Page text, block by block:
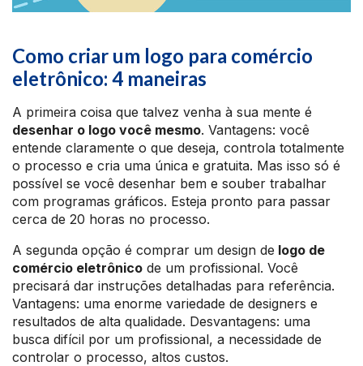
Como criar um logo para comércio
eletrônico: 4 maneiras
A primeira coisa que talvez venha à sua mente é
desenhar o logo você mesmo. Vantagens: você
entende claramente o que deseja, controla totalmente
o processo e cria uma única e gratuita. Mas isso só é
possível se você desenhar bem e souber trabalhar
com programas gráficos. Esteja pronto para passar
cerca de 20 horas no processo.
A segunda opção é comprar um design de logo de
comércio eletrônico de um profissional. Você
precisará dar instruções detalhadas para referência.
Vantagens: uma enorme variedade de designers e
resultados de alta qualidade. Desvantagens: uma
busca difícil por um profissional, a necessidade de
controlar o processo, altos custos.